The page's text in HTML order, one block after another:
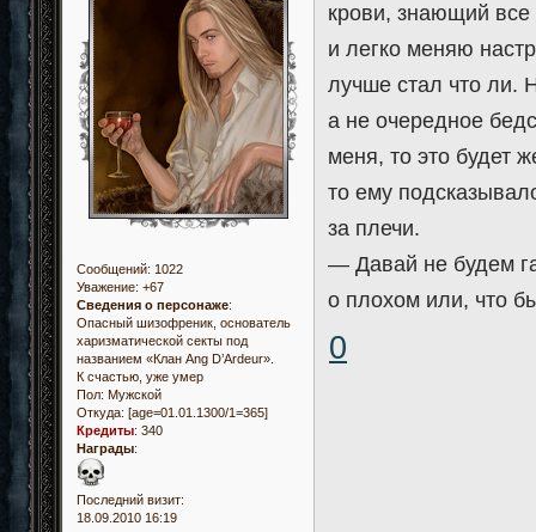
Сообщений: 1022
Уважение: +67
Сведения о персонаже:
Опасный шизофреник, основатель
харизматической секты под
названием «Клан Ang D’Ardeur».
К счастью, уже умер
Пол: Мужской
Откуда: [age=01.01.1300/1=365]
Кредиты: 340
Награды:
Последний визит:
18.09.2010 16:19
крови, знающий
и легко меняю
лучше стал что ли.
а не очередное
меня, то это будет
то ему
за плечи.
— Давай не будем
о плохом или, что
0